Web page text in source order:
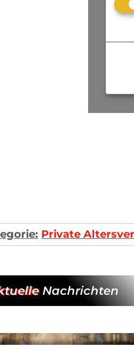
Private
Nachrichten